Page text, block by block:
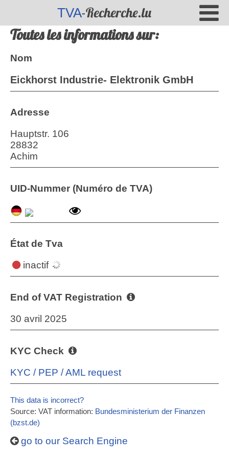
TVA-Recherche.lu
Toutes les informations sur:
Nom
Eickhorst Industrie- Elektronik GmbH
Adresse
Hauptstr. 106
28832
Achim
UID-Nummer (Numéro de TVA)
État de Tva
inactif
End of VAT Registration
30 avril 2025
KYC Check
KYC / PEP / AML request
This data is incorrect?
Source: VAT information: Bundesministerium der Finanzen
(bzst.de)
go to our Search Engine